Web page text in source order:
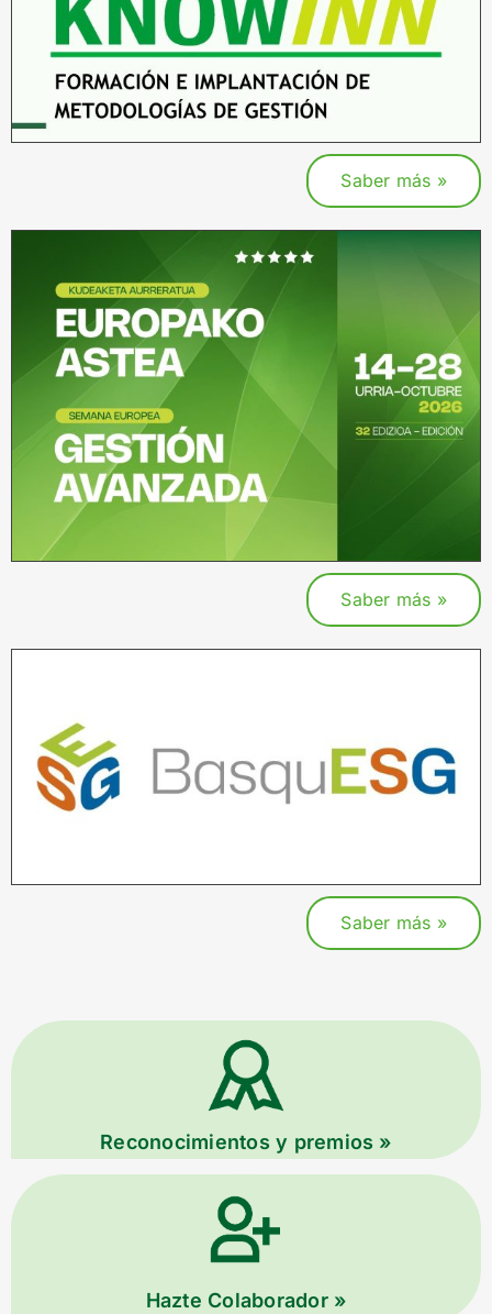
Saber más »
Saber más »
Saber más »
Reconocimientos y premios »
Hazte Colaborador »